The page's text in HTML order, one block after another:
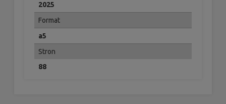
2025
Format
a5
Stron
88